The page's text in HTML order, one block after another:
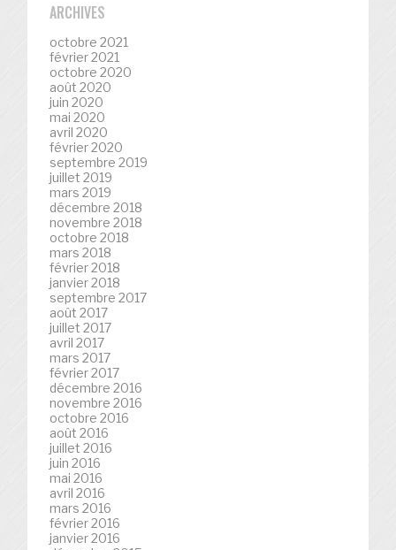
ARCHIVES
octobre 2021
février 2021
octobre 2020
août 2020
juin 2020
mai 2020
avril 2020
février 2020
septembre 2019
juillet 2019
mars 2019
décembre 2018
novembre 2018
octobre 2018
mars 2018
février 2018
janvier 2018
septembre 2017
août 2017
juillet 2017
avril 2017
mars 2017
février 2017
décembre 2016
novembre 2016
octobre 2016
août 2016
juillet 2016
juin 2016
mai 2016
avril 2016
mars 2016
février 2016
janvier 2016